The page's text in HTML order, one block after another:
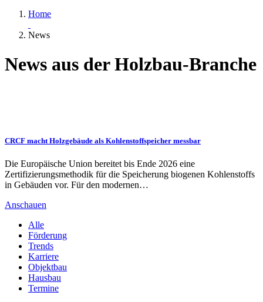
Home
News
News aus der Holzbau-Branche
CRCF macht Holzgebäude als Kohlenstoffspeicher messbar
Die Europäische Union bereitet bis Ende 2026 eine
Zertifizierungsmethodik für die Speicherung biogenen Kohlenstoffs
in Gebäuden vor. Für den modernen…
Anschauen
Alle
Förderung
Trends
Karriere
Objektbau
Hausbau
Termine